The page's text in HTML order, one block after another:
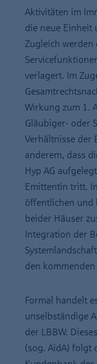
Aktivitäten im
die neue Einheit
Zugleich
verlagert. Im
Wirkung zum 1.
Gläubiger- oder
Verhältnisse der
anderem, dass
Hyp AG
Emittentin tritt.
öffentlichen und
beider Häuser
Integration der
den
Formal handelt
unselbständige
der LBBW.
(sog. AidA) folgt